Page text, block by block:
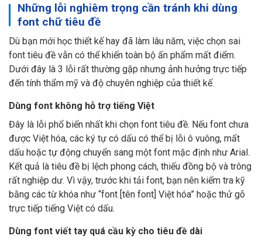
Những lỗi nghiêm trọng cần tránh khi dùng
font chữ tiêu đề
Dù bạn mới học thiết kế hay đã làm lâu năm, việc chọn sai
font tiêu đề vẫn có thể khiến toàn bộ ấn phẩm mất điểm.
Dưới đây là 3 lỗi rất thường gặp nhưng ảnh hưởng trực tiếp
đến tính thẩm mỹ và độ chuyên nghiệp của thiết kế.
Dùng font không hỗ trợ tiếng Việt
Đây là lỗi phổ biến nhất khi chọn font tiêu đề. Nếu font chưa
được Việt hóa, các ký tự có dấu có thể bị lỗi ô vuông, mất
dấu hoặc tự động chuyển sang một font mặc định như Arial.
Kết quả là tiêu đề bị lệch phong cách, thiếu đồng bộ và trông
rất nghiệp dư. Vì vậy, trước khi tải font, bạn nên kiểm tra kỹ
bằng các từ khóa như “font [tên font] Việt hóa” hoặc thử gõ
trực tiếp tiếng Việt có dấu.
Dùng font viết tay quá cầu kỳ cho tiêu đề dài